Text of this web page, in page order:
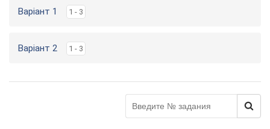
Варіант 1 1 - 3
Варіант 2 1 - 3